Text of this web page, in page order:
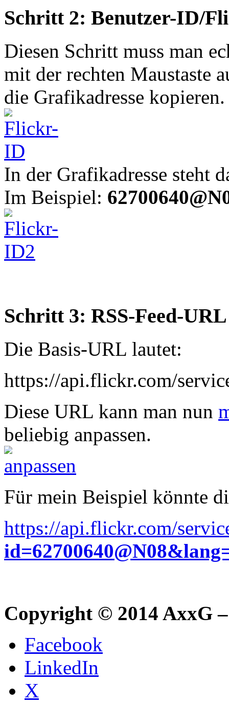
Schritt 2: Benutzer-ID/
Diesen Schritt muss man
mit der rechten Maustaste
die Grafikadresse kopieren.
In der Grafikadresse steht
Im Beispiel:
Schritt 3: RSS-Feed-
Die Basis-URL lautet:
https://api.flickr.com/
Diese URL kann man nun
beliebig anpassen.
Für mein Beispiel könnte
https://api.flickr.com/
Copyright © 2014 AxxG
Facebook
LinkedIn
X